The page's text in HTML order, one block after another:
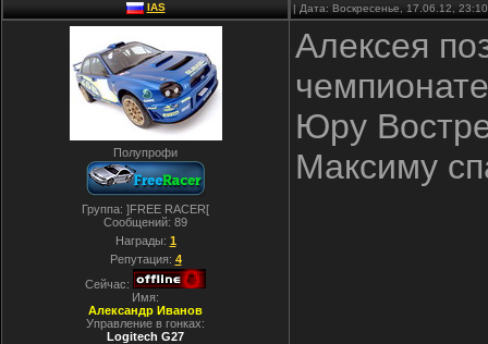
IAS | Дата: Воскресенье, 17.06.12,
Полупрофи
Группа: ]FREE RACER[
Сообщений: 89
Награды: 1
Репутация: 4
Сейчас:
Имя:
Александр Иванов
Управление в гонках:
Logitech G27
Алексея
Юру
Максиму